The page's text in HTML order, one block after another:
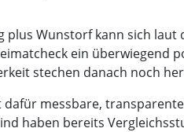
plus Wunstorf kann sich
ein überwiegend
stechen danach noch
messbare,
haben bereits